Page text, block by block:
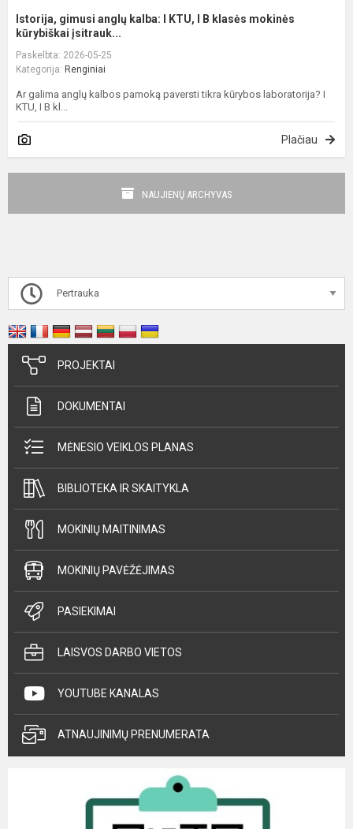
Istorija, gimusi anglų kalba: I KTU, I B klasės mokinės
kūrybiškai įsitrauk...
Paskelbta: 2026-05-25
Kategorija: Renginiai
Ar galima anglų kalbos pamoką paversti tikra kūrybos laboratorija? I
KTU, I B kl...
Plačiau
NAUJIENŲ ARCHYVAS
Pertrauka
PROJEKTAI
DOKUMENTAI
MĖNESIO VEIKLOS PLANAS
BIBLIOTEKA IR SKAITYKLA
MOKINIŲ MAITINIMAS
MOKINIŲ PAVĖŽĖJIMAS
PASIEKIMAI
LAISVOS DARBO VIETOS
YOUTUBE KANALAS
ATNAUJINIMŲ PRENUMERATA